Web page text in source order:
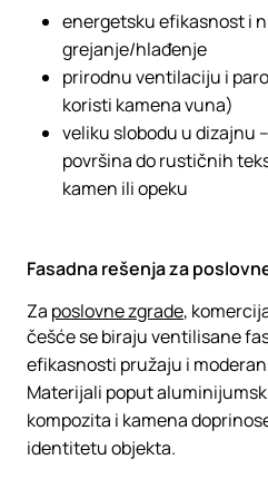
energetsku efikasnost i
grejanje/hlađenje
prirodnu ventilaciju i
koristi kamena vuna)
veliku slobodu u dizajnu
površina do rustičnih
kamen ili opeku
Fasadna rešenja za
Za poslovne zgrade,
češće se biraju ventilisane
efikasnosti pružaju i
Materijali poput
kompozita i kamena
identitetu objekta.